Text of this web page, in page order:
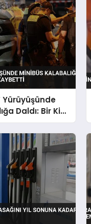
Yürüyüşünde
Daldı: Bir Kişi